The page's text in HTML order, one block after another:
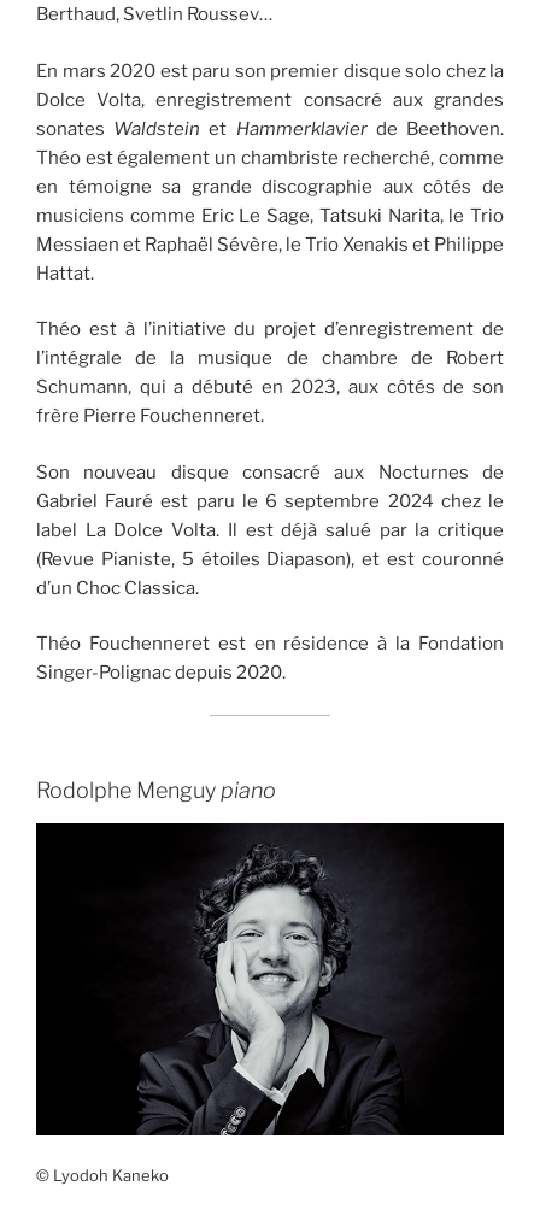
Berthaud, Svetlin Roussev…
En mars 2020 est paru son premier disque solo chez la
Dolce Volta, enregistrement consacré aux grandes
sonates Waldstein et Hammerklavierde Beethoven.
Théo est également un chambriste recherché, comme
en témoigne sa grande discographie aux côtés de
musiciens comme Eric Le Sage, Tatsuki Narita, le Trio
Messiaen et Raphaël Sévère, le Trio Xenakis et Philippe
Hattat.
Théo est à l’initiative du projet d’enregistrement de
l’intégrale de la musique de chambre de Robert
Schumann, qui a débuté en 2023, aux côtés de son
frère Pierre Fouchenneret.
Son nouveau disque consacré aux Nocturnes de
Gabriel Fauré est paru le 6 septembre 2024 chez le
label La Dolce Volta. Il est déjà salué par la critique
(Revue Pianiste, 5 étoiles Diapason), et est couronné
d’un Choc Classica.
Théo Fouchenneret est en résidence à la Fondation
Singer-Polignac depuis 2020.
Rodolphe Menguy piano
© Lyodoh Kaneko